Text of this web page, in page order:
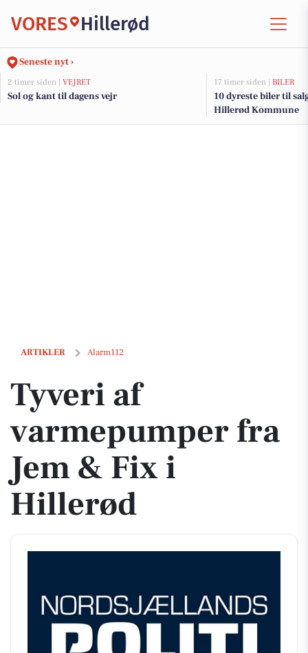
VORES Hillerød
Seneste nyt ›
2 timer siden | VEJRET
Sol og kant til dagens vejr
17 timer siden | BILER
10 dyreste biler til
Hillerød Kommune
ARTIKLER Alarm112
Tyveri af varmepumper fra Jem & Fix i Hillerød
Tyveri af
varmepumper fra
Jem & Fix i
Hillerød